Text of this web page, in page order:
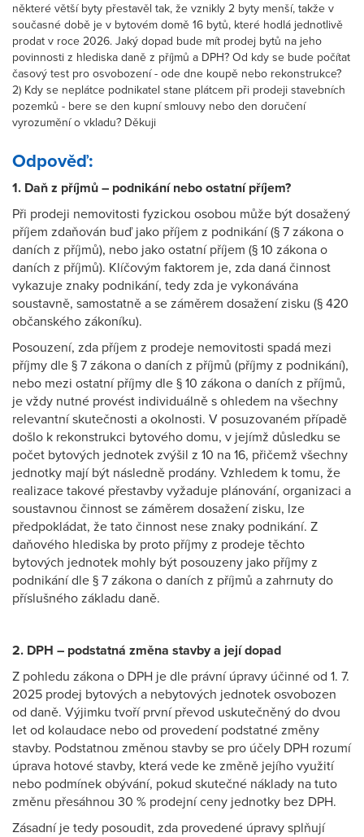
některé větší byty přestavěl tak, že vznikly 2 byty menší, takže v
současné době je v bytovém domě 16 bytů, které hodlá jednotlivě
prodat v roce 2026. Jaký dopad bude mít prodej bytů na jeho
povinnosti z hlediska daně z příjmů a DPH? Od kdy se bude počítat
časový test pro osvobození - ode dne koupě nebo rekonstrukce?
2) Kdy se neplátce podnikatel stane plátcem při prodeji stavebních
pozemků - bere se den kupní smlouvy nebo den doručení
vyrozumění o vkladu? Děkuji
Odpověď:
1. Daň z příjmů – podnikání nebo ostatní příjem?
Při prodeji nemovitosti fyzickou osobou může být dosažený
příjem zdaňován buď jako příjem z podnikání (§ 7 zákona o
daních z příjmů), nebo jako ostatní příjem (§ 10 zákona o
daních z příjmů). Klíčovým faktorem je, zda daná činnost
vykazuje znaky podnikání, tedy zda je vykonávána
soustavně, samostatně a se záměrem dosažení zisku (§ 420
občanského zákoníku).
Posouzení, zda příjem z prodeje nemovitosti spadá mezi
příjmy dle § 7 zákona o daních z příjmů (příjmy z podnikání),
nebo mezi ostatní příjmy dle § 10 zákona o daních z příjmů,
je vždy nutné provést individuálně s ohledem na všechny
relevantní skutečnosti a okolnosti. V posuzovaném případě
došlo k rekonstrukci bytového domu, v jejímž důsledku se
počet bytových jednotek zvýšil z 10 na 16, přičemž všechny
jednotky mají být následně prodány. Vzhledem k tomu, že
realizace takové přestavby vyžaduje plánování, organizaci a
soustavnou činnost se záměrem dosažení zisku, lze
předpokládat, že tato činnost nese znaky podnikání. Z
daňového hlediska by proto příjmy z prodeje těchto
bytových jednotek mohly být posouzeny jako příjmy z
podnikání dle § 7 zákona o daních z příjmů a zahrnuty do
příslušného základu daně.
2. DPH – podstatná změna stavby a její dopad
Z pohledu zákona o DPH je dle právní úpravy účinné od 1. 7.
2025 prodej bytových a nebytových jednotek osvobozen
od daně. Výjimku tvoří první převod uskutečněný do dvou
let od kolaudace nebo od provedení podstatné změny
stavby. Podstatnou změnou stavby se pro účely DPH rozumí
úprava hotové stavby, která vede ke změně jejího využití
nebo podmínek obývání, pokud skutečné náklady na tuto
změnu přesáhnou 30 % prodejní ceny jednotky bez DPH.
Zásadní je tedy posoudit, zda provedené úpravy splňují